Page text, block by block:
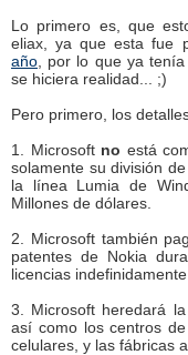
Lo primero es, que
eliax, ya que esta fue
año , por lo que ya
se hiciera realidad... ;)
Pero primero, los
1. Microsoft no está
solamente su división
la línea Lumia de
Millones de dólares.
2. Microsoft también
patentes de Nokia
licencias
3. Microsoft heredará
así como los centros
celulares, y las fábricas